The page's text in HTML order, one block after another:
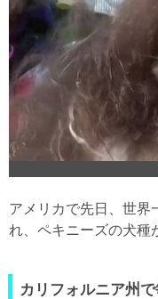
アメリカで先日、世界
れ、ペキニーズの犬種
カリフォルニア州